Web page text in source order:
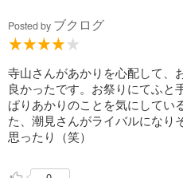
Posted by ブクログ
寺山さんがあかりを心配して、
良かったです。お祭りにてふ
ぱりあかりのことを気にして
た、潮見さんがライバルになり
思ったり（笑）